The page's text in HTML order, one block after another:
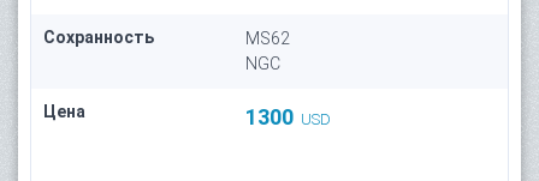
Сохранность
MS62
NGC
Цена 1300 USD